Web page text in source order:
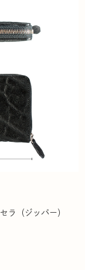
ラ（ジッパー）